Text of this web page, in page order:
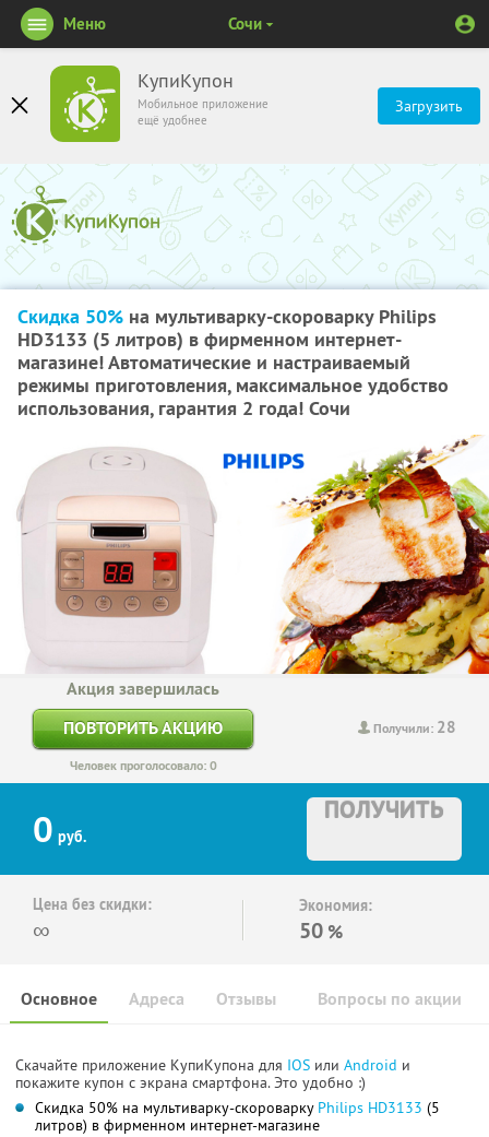
КупиКупон
Мобильное приложение
ещё удобнее
Загрузить
Меню Сочи
Скидка 50% на мультиварку-скороварку Philips
HD3133 (5 литров) в фирменном интернет-
магазине! Автоматические и настраиваемый
режимы приготовления, максимальное удобство
использования, гарантия 2 года! Сочи
Получили: 28
Акция завершилась
ПОВТОРИТЬ АКЦИЮ
Человек проголосовало: 0
0 руб.
ПОЛУЧИТЬ
Цена без скидки:
∞
Экономия:
50 %
Основное Отзывы Вопросы по акции
Адреса
Скачайте приложение КупиКупона для IOS или Android и
покажите купон с экрана смартфона. Это удобно :)
Скидка 50% на мультиварку-скороварку Philips HD3133 (5
литров) в фирменном интернет-магазине